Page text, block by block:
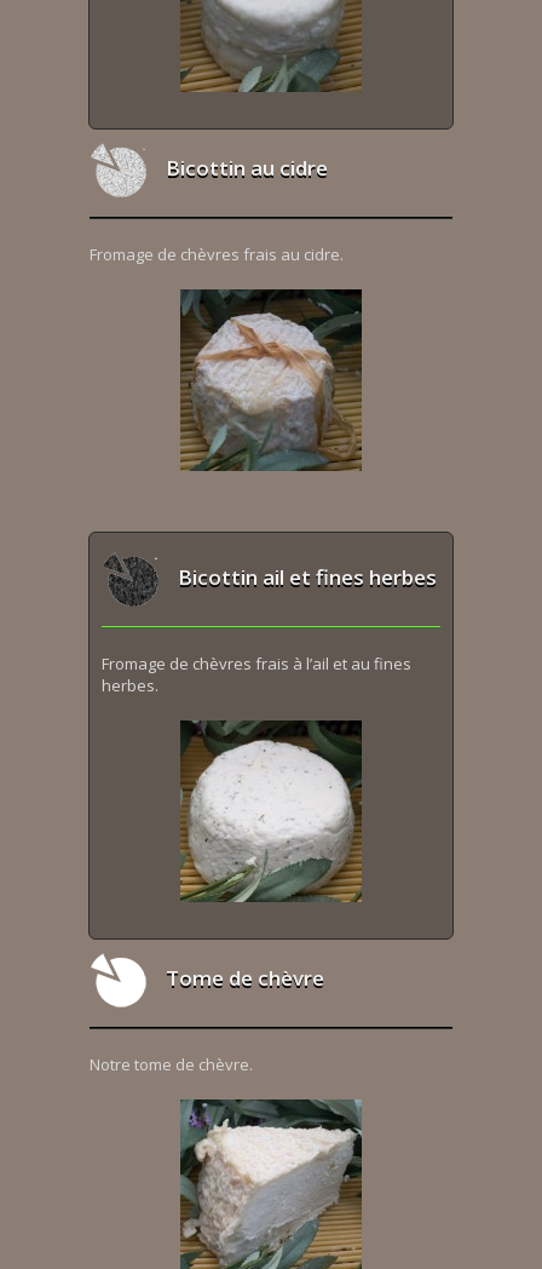
Bicottin au cidre
Fromage de chèvres frais au cidre.
Bicottin ail et fines herbes
Fromage de chèvres frais à l’ail et au fines
herbes.
Tome de chèvre
Notre tome de chèvre.